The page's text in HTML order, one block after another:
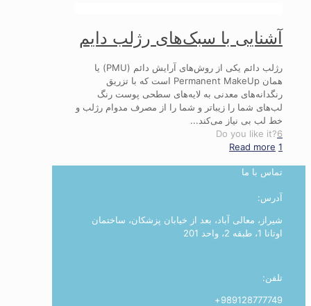
آشنایی با سبک‌های رژلب دایم
رژلب دائم یکی از روش‌های آرایش دائم (PMU) یا
همان Permanent MakeUp است که با تزریق
رنگدانه‌های معدنی به لایه‌های سطحی پوست رنگ
لب‌های شما را زیباتر و شما را از مصرف مدوام رژلب و
خط لب بی نیاز می‌کند...
Do you like it?6
1
Read more
تماس با ما
آدرس:
شیراز، معالی آباد، بعد از خیابان پزشکان، ساختمان
اوتانا 1، طبقه 2، واحد 201
تلفن:
989128777749+